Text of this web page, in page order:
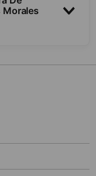
Morales